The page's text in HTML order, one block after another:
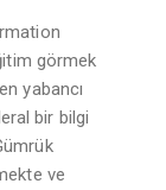
görmek
yabancı
bir bilgi
ve